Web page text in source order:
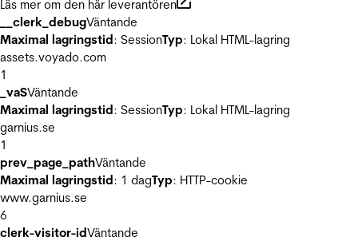
Läs mer om den här leverantören
__clerk_debugVäntande
Maximal lagringstid: SessionTyp: Lokal HTML-lagring
assets.voyado.com
1
_vaSVäntande
Maximal lagringstid: SessionTyp: Lokal HTML-lagring
garnius.se
1
prev_page_pathVäntande
Maximal lagringstid: 1 dagTyp: HTTP-cookie
www.garnius.se
6
clerk-visitor-idVäntande